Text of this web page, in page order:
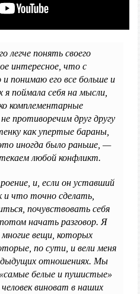
легче понять своего
интересное, что с
понимаю его все больше и
я поймала себя на мысли,
комплементарные
противоречим друг другу
как упертые бараны,
иногда было раньше, —
любой конфликт.
и, если он уставший
и что точно сделать,
почувствовать себя
начать разговор. Я
вещи, которых
по сути, и вели меня
отношениях. Мы
белые и пушистые»
виноват в наших